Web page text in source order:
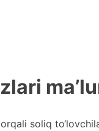
soliq